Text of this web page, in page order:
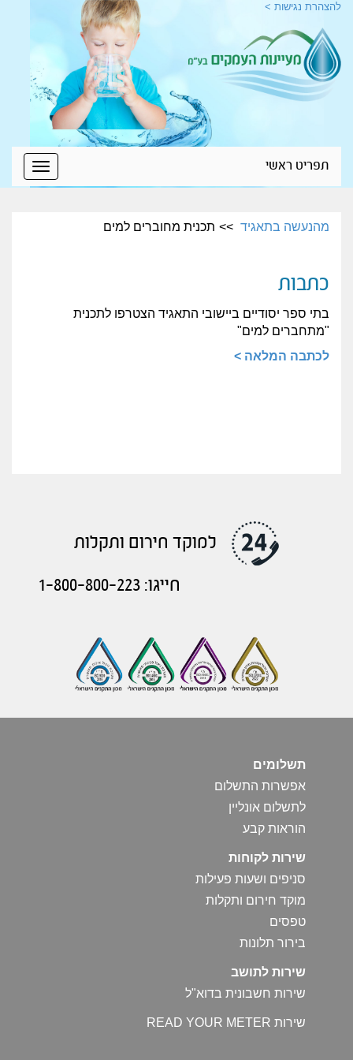
להצהרת נגישות >
Toggle
תפריט ראשי
מהנעשה בתאגיד תכנית מחוברים למים
כתבות
בתי ספר יסודיים ביישובי התאגיד הצטרפו לתכנית
"מתחברים למים"
לכתבה המלאה >
למוקד חירום ותקלות
חייגו: 1-800-800-223
תשלומים
אפשרות התשלום
לתשלום אונליין
הוראות קבע
שירות לקוחות
סניפים ושעות פעילות
מוקד חירום ותקלות
טפסים
בירור תלונות
שירות לתושב
שירות חשבונית בדוא"ל
שירות READ YOUR METER